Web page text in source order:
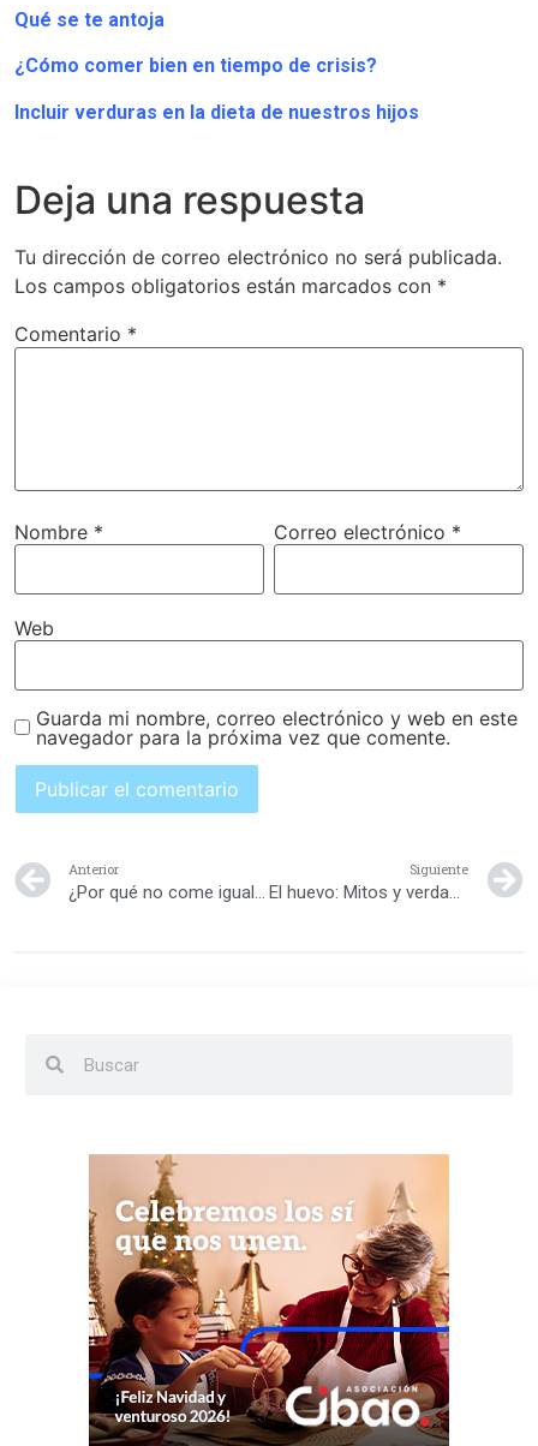
Qué se te antoja
¿Cómo comer bien en tiempo de crisis?
Incluir verduras en la dieta de nuestros hijos
Deja una respuesta
Tu dirección de correo electrónico no será publicada.
Los campos obligatorios están marcados con *
Comentario *
Nombre * Correo electrónico *
Web
Guarda mi nombre, correo electrónico y web en este
navegador para la próxima vez que comente.
Anterior
¿Por qué no come igual que antes?
Siguiente
El huevo: Mitos y verdades